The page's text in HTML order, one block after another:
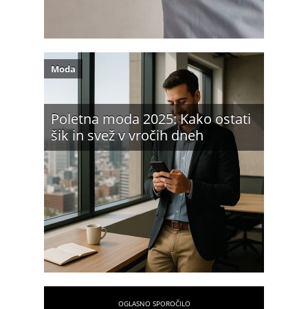
Poletna moda 2025: Kako ostati
šik in svež v vročih dneh
Moda